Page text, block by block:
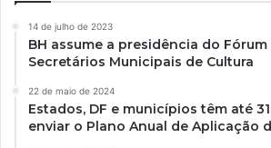
14 de julho de 2023
BH assume a presidência do
Secretários Municipais de Cultura
22 de maio de 2024
Estados, DF e municípios têm até
enviar o Plano Anual de Aplicação